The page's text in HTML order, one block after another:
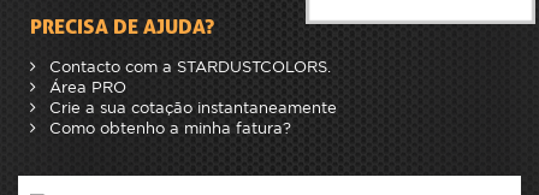
PRECISA DE AJUDA?
Contacto com a STARDUSTCOLORS.
Área PRO
Crie a sua cotação instantaneamente
Como obtenho a minha fatura?